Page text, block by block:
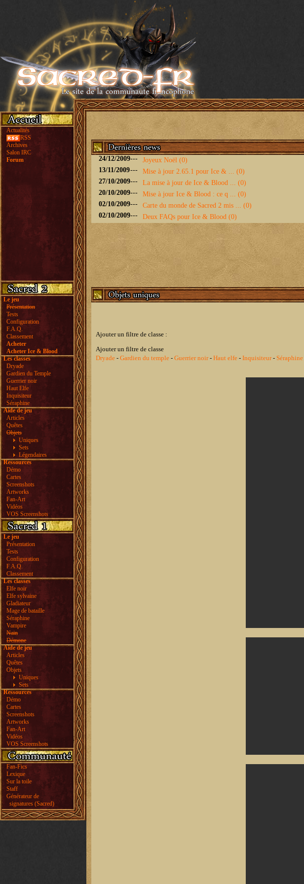
Actualités
RSS
Archives
Salon IRC
Forum
Le jeu
Présentation
Tests
Configuration
F.A.Q.
Classement
Acheter
Acheter Ice & Blood
Les classes
Dryade
Gardien du Temple
Guerrier noir
Haut Elfe
Inquisiteur
Séraphine
Aide de jeu
Articles
Quêtes
Objets
Uniques
Sets
Légendaires
Ressources
Démo
Cartes
Screenshots
Artworks
Fan-Art
Vidéos
VOS Screenshots
Le jeu
Présentation
Tests
Configuration
F.A.Q.
Classement
Les classes
Elfe noir
Elfe sylvaine
Gladiateur
Mage de bataille
Séraphine
Vampire
Nain
Démone
Aide de jeu
Articles
Quêtes
Objets
Uniques
Sets
Ressources
Démo
Cartes
Screenshots
Artworks
Fan-Art
Vidéos
VOS Screenshots
Fan-Fics
Lexique
Sur la toile
Staff
Générateur de
signatures (Sacred)
24/12/2009---
Joyeux Noël (0)
13/11/2009---
Mise à jour 2.65.1 pour Ice & ... (0)
27/10/2009---
La mise à jour de Ice & Blood ... (0)
20/10/2009---
Mise à jour Ice & Blood : ce q ... (0)
02/10/2009---
Carte du monde de Sacred 2 mis ... (0)
02/10/2009--- Deux FAQs pour Ice & Blood (0)
Ajouter un filtre de classe :
Ajouter un filtre de classe
Dryade - Gardien du temple - Guerrier noir- Haut elfe - Inquisiteur- Séraphine